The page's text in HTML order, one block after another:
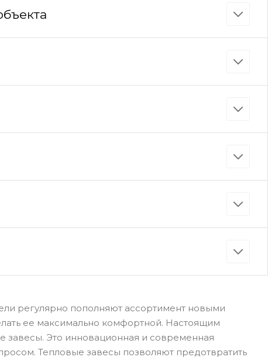
регулярно пополняют ассортимент новыми
ее максимально комфортной. Настоящим
завесы. Это инновационная и современная
Тепловые завесы позволяют предотвратить